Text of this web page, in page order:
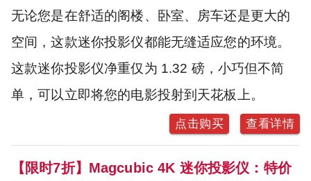
无论您是在舒适的阁楼、卧室、房车还是更大的
空间，这款迷你投影仪都能无缝适应您的环境。
这款迷你投影仪净重仅为 1.32 磅，小巧但不简
单，可以立即将您的电影投射到天花板上。
点击购买 查看详情
【限时7折】Magcubic 4K 迷你投影仪：特价